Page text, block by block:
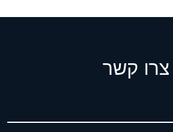
צרו קשר